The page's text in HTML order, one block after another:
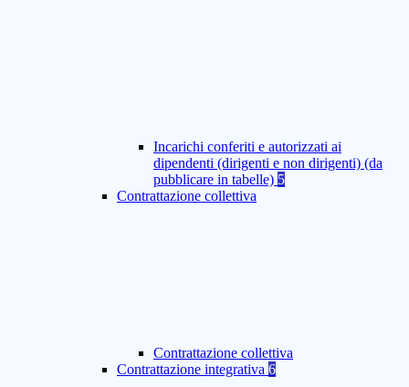
Incarichi conferiti e autorizzati ai
dipendenti (dirigenti e non dirigenti) (da
pubblicare in tabelle) 5
Contrattazione collettiva
Contrattazione collettiva
Contrattazione integrativa 6